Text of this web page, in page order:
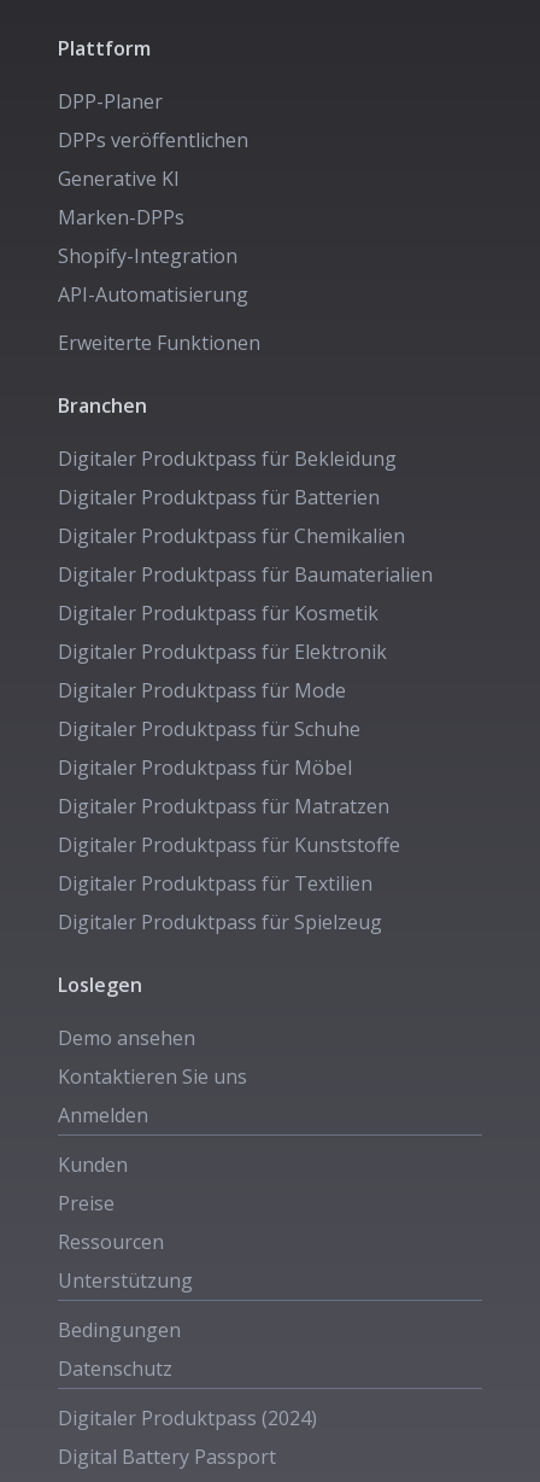
Plattform
DPP-Planer
DPPs veröffentlichen
Generative KI
Marken-DPPs
Shopify-Integration
API-Automatisierung
Erweiterte Funktionen
Branchen
Digitaler Produktpass für Bekleidung
Digitaler Produktpass für Batterien
Digitaler Produktpass fürChemikalien
Digitaler Produktpass für Baumaterialien
Digitaler Produktpass für Kosmetik
Digitaler Produktpass für Elektronik
Digitaler Produktpass für Mode
Digitaler Produktpass für Schuhe
Digitaler Produktpass für Möbel
Digitaler Produktpass für Matratzen
Digitaler Produktpass für Kunststoffe
Digitaler Produktpass für Textilien
Digitaler Produktpass für Spielzeug
Loslegen
Demo ansehen
Kontaktieren Sie uns
Anmelden
Kunden
Preise
Ressourcen
Unterstützung
Bedingungen
Datenschutz
Digitaler Produktpass (2024)
Digital Battery Passport